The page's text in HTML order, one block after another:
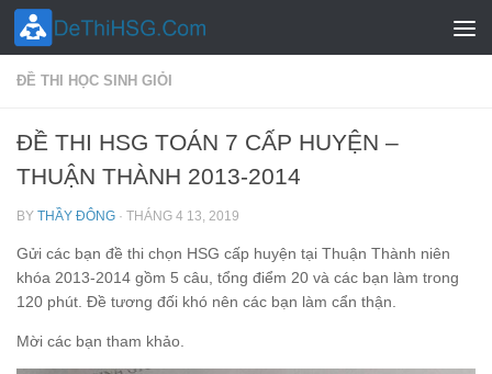
Skip to content
ĐỀ THI HỌC SINH GIỎI
ĐỀ THI HSG TOÁN 7 CẤP HUYỆN –
THUẬN THÀNH 2013-2014
BY THẦY ĐÔNG · THÁNG 4 13, 2019
Gửi các bạn đề thi chọn HSG cấp huyện tại Thuận Thành niên
khóa 2013-2014 gồm 5 câu, tổng điểm 20 và các bạn làm trong
120 phút. Đề tương đối khó nên các bạn làm cẩn thận.
Mời các bạn tham khảo.